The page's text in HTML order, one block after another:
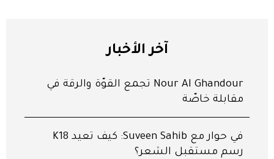
آخر الأخبار
Nour Al Ghandour تجمع القوّة والرقّة في
مقابلة خاصّة
في حوار مع Suveen Sahib: كيف تعيد K18
رسم مستقبل الشعر؟